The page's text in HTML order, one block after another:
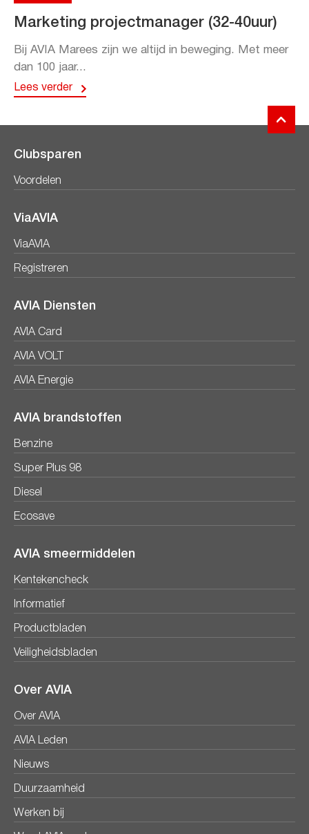
Marketing projectmanager (32-40uur)
Bij AVIA Marees zijn we altijd in beweging. Met meer
dan 100 jaar...
Lees verder
Clubsparen
Voordelen
ViaAVIA
ViaAVIA
Registreren
AVIA Diensten
AVIA Card
AVIA VOLT
AVIA Energie
AVIA brandstoffen
Benzine
Super Plus 98
Diesel
Ecosave
AVIA smeermiddelen
Kentekencheck
Informatief
Productbladen
Veiligheidsbladen
Over AVIA
Over AVIA
AVIA Leden
Nieuws
Duurzaamheid
Werken bij